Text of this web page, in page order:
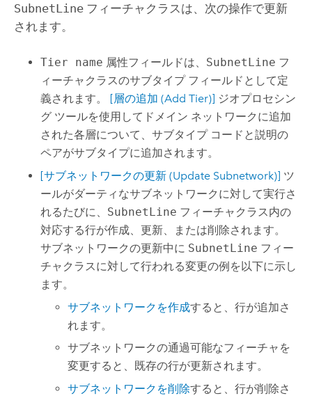
SubnetLineフィーチャクラスは、次の操作で更新
されます。
Tier name 属性フィールドは、 SubnetLine フ
ィーチャクラスのサブタイプ フィールドとして定
義されます。 [層の追加 (Add Tier)] ジオプロセシン
グ ツールを使用してドメイン ネットワークに追加
された各層について、サブタイプ コードと説明の
ペアがサブタイプに追加されます。
[サブネットワークの更新 (Update Subnetwork)] ツ
ールがダーティなサブネットワークに対して実行さ
れるたびに、 SubnetLine フィーチャクラス内の
対応する行が作成、更新、または削除されます。
サブネットワークの更新中に SubnetLine フィー
チャクラスに対して行われる変更の例を以下に示し
ます。
サブネットワークを作成すると、行が追加さ
れます。
サブネットワークの通過可能なフィーチャを
変更すると、既存の行が更新されます。
サブネットワークを削除すると、行が削除さ